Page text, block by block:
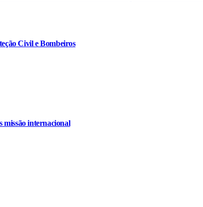
Civil e Bombeiros
missão internacional